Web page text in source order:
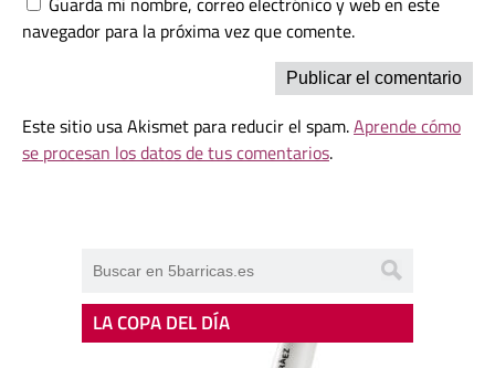
navegador para la próxima vez que comente.
Este sitio usa Akismet para reducir el spam.Aprende cómo
se procesan los datos de tus comentarios.
LA COPA DEL DÍA